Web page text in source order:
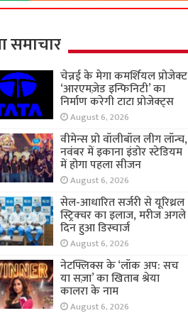
समाचार
चेन्नई के मेगा कमर्शियल प्रोजेक्ट
‘आरएमज़ेड इन्फिनिटी’ का
निर्माण करेगी टाटा प्रोजेक्ट्स
August 6, 2026
वीमेन्स प्रो वॉलीबॉल लीग लॉन्च,
नवंबर में इकाना इंडोर स्टेडियम
में होगा पहला सीजन
August 6, 2026
सेल-आधारित सर्जरी से यूरिथ्रल
स्ट्रिक्चर का इलाज, मरीज अगले
दिन हुआ डिस्चार्ज
August 6, 2026
नेटफ्लिक्स के ‘लॉक अप: सच
या सज़ा’ का खिताब श्रेया
कालरा के नाम
August 6, 2026